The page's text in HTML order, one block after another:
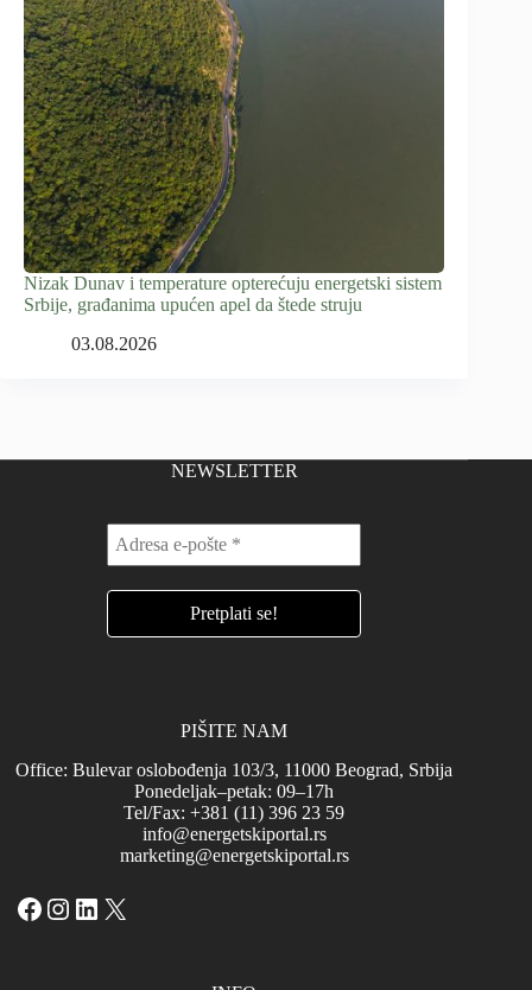
Nizak Dunav i temperature opterećuju energetski sistem
Srbije, građanima upućen apel da štede struju
03.08.2026
NEWSLETTER
PIŠITE NAM
Office: Bulevar oslobođenja 103/3, 11000 Beograd, Srbija
Ponedeljak–petak: 09–17h
Tel/Fax: +381 (11) 396 23 59
info@energetskiportal.rs
marketing@energetskiportal.rs
Facebook
Instagram
LinkedIn
X